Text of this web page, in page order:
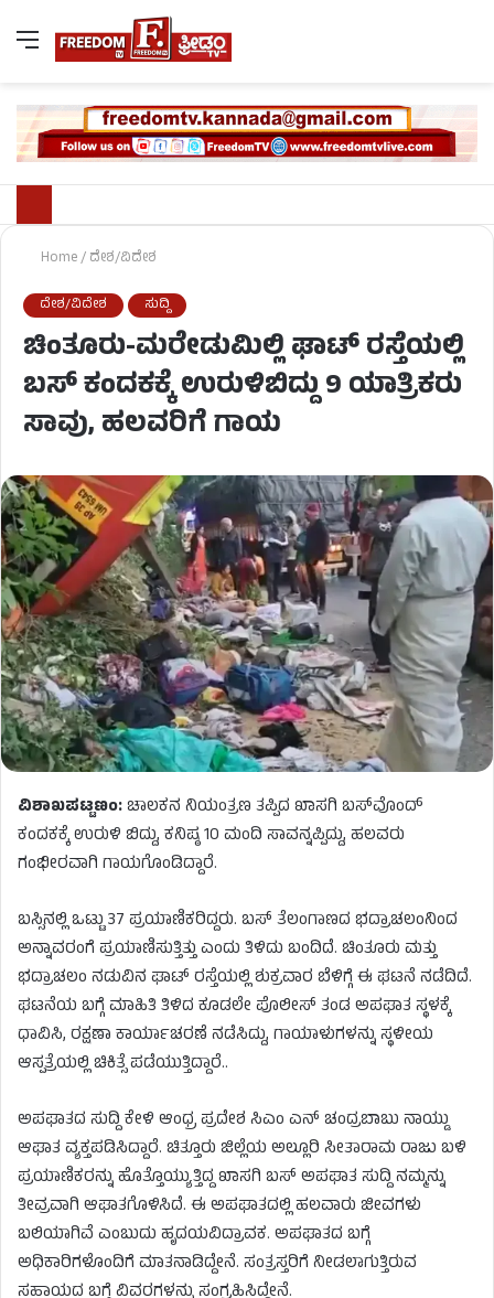
Home/ದೇಶ/ವಿದೇಶ
ದೇಶ/ವಿದೇಶ ಸುದ್ದಿ
ಚಿಂತೂರು-ಮರೇಡುಮಿಲ್ಲಿ ಘಾಟ್ ರಸ್ತೆಯಲ್ಲಿ
ಬಸ್ ಕಂದಕಕ್ಕೆ ಉರುಳಿಬಿದ್ದು 9 ಯಾತ್ರಿಕರು
ಸಾವು, ಹಲವರಿಗೆ ಗಾಯ
ವಿಶಾಖಪಟ್ಟಣಂ:ಚಾಲಕನ ನಿಯಂತ್ರಣ ತಪ್ಪಿದ ಖಾಸಗಿ ಬಸ್​ವೊಂದ್​​​
ಕಂದಕಕ್ಕೆ ಉರುಳಿ ಬಿದ್ದು, ಕನಿಷ್ಠ 10 ಮಂದಿ ಸಾವನ್ನಪ್ಪಿದ್ದು, ಹಲವರು
ಗಂಭೀರವಾಗಿ ಗಾಯಗೊಂಡಿದ್ದಾರೆ.
ಬಸ್ಸಿನಲ್ಲಿ ಒಟ್ಟು 37 ಪ್ರಯಾಣಿಕರಿದ್ದರು. ಬಸ್ ತೆಲಂಗಾಣದ ಭದ್ರಾಚಲಂನಿಂದ
ಅನ್ನಾವರಂಗೆ ಪ್ರಯಾಣಿಸುತ್ತಿತ್ತು ಎಂದು ತಿಳಿದು ಬಂದಿದೆ. ಚಿಂತೂರು ಮತ್ತು
ಭದ್ರಾಚಲಂ ನಡುವಿನ ಘಾಟ್ ರಸ್ತೆಯಲ್ಲಿ ಶುಕ್ರವಾರ ಬೆಳಿಗ್ಗೆ ಈ ಘಟನೆ ನಡೆದಿದೆ.
ಘಟನೆಯ ಬಗ್ಗೆ ಮಾಹಿತಿ ತಿಳಿದ ಕೂಡಲೇ ಪೊಲೀಸ್ ತಂಡ ಅಪಘಾತ ಸ್ಥಳಕ್ಕೆ
ಧಾವಿಸಿ, ರಕ್ಷಣಾ ಕಾರ್ಯಾಚರಣೆ ನಡೆಸಿದ್ದು, ಗಾಯಾಳುಗಳನ್ನು ಸ್ಥಳೀಯ
ಆಸ್ಪತ್ರೆಯಲ್ಲಿ ಚಿಕಿತ್ಸೆ ಪಡೆಯುತ್ತಿದ್ದಾರೆ..
ಅಪಘಾತದ ಸುದ್ದಿ ಕೇಳಿ ಆಂಧ್ರ ಪ್ರದೇಶ ಸಿಎಂ ಎನ್ ಚಂದ್ರಬಾಬು ನಾಯ್ಡು
ಆಘಾತ ವ್ಯಕ್ತಪಡಿಸಿದ್ದಾರೆ. ಚಿತ್ತೂರು ಜಿಲ್ಲೆಯ ಅಲ್ಲೂರಿ ಸೀತಾರಾಮ ರಾಜು ಬಳಿ
ಪ್ರಯಾಣಿಕರನ್ನು ಹೊತ್ತೊಯ್ಯುತ್ತಿದ್ದ ಖಾಸಗಿ ಬಸ್ ಅಪಘಾತ ಸುದ್ದಿ ನಮ್ಮನ್ನು
ತೀವ್ರವಾಗಿ ಆಘಾತಗೊಳಿಸಿದೆ. ಈ ಅಪಘಾತದಲ್ಲಿ ಹಲವಾರು ಜೀವಗಳು
ಬಲಿಯಾಗಿವೆ ಎಂಬುದು ಹೃದಯವಿದ್ರಾವಕ. ಅಪಘಾತದ ಬಗ್ಗೆ
ಅಧಿಕಾರಿಗಳೊಂದಿಗೆ ಮಾತನಾಡಿದ್ದೇನೆ. ಸಂತ್ರಸ್ತರಿಗೆ ನೀಡಲಾಗುತ್ತಿರುವ